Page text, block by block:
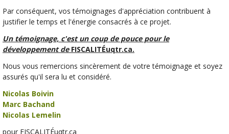
Par conséquent, vos témoignages d'appréciation contribuent à
justifier le temps et l'énergie consacrés à ce projet.
Un témoignage, c'est un coup de pouce pour le
développement de FISCALITÉuqtr.ca.
Nous vous remercions sincèrement de votre témoignage et soyez
assurés qu'il sera lu et considéré.
Nicolas Boivin
Marc Bachand
Nicolas Lemelin
pour FISCALITÉuqtr.ca